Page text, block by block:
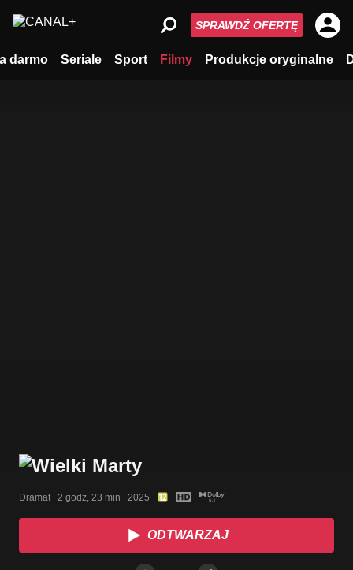
darmo Seriale Sport Filmy Produkcje oryginalne
SPRAWDŹ OFERTĘ
Dramat   2 godz, 23 min   2025
ODTWARZAJ